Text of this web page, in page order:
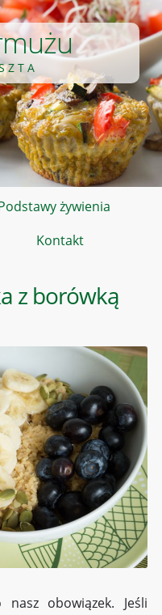
żywienia
Kontakt
z borówką
obowiązek. Jeśli